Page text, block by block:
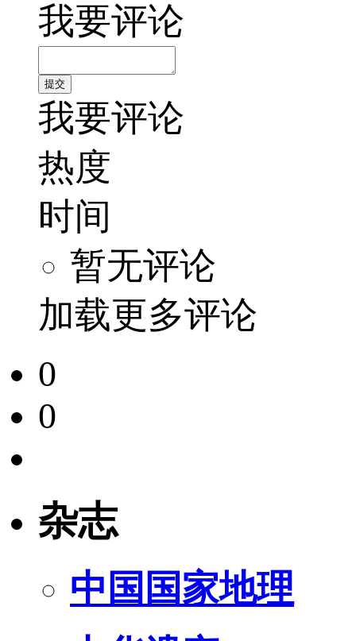
我要评论
我要评论
热度
时间
暂无评论
加载更多评论
0
0
杂志
中国国家地理